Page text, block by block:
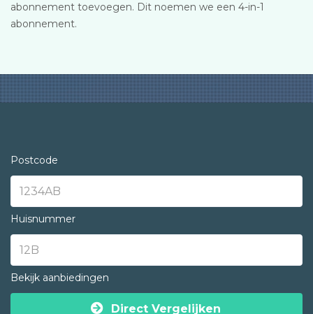
abonnement toevoegen. Dit noemen we een 4-in-1
abonnement.
Postcode
Huisnummer
Bekijk aanbiedingen
Direct Vergelijken